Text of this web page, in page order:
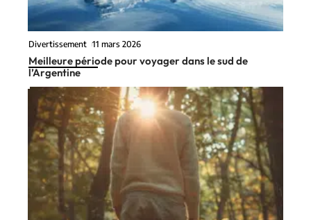
Divertissement 11 mars 2026
Meilleure période pour voyager dans le sud de
l’Argentine